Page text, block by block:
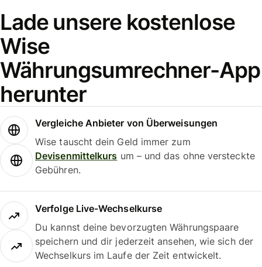
Lade unsere kostenlose
Wise
Währungsumrechner-App
herunter
Vergleiche Anbieter von Überweisungen
Wise tauscht dein Geld immer zum
Devisenmittelkurs um – und das ohne versteckte
Gebühren.
Verfolge Live-Wechselkurse
Du kannst deine bevorzugten Währungspaare
speichern und dir jederzeit ansehen, wie sich der
Wechselkurs im Laufe der Zeit entwickelt.